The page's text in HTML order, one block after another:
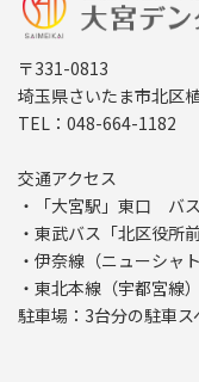
〒331-0813
埼玉県さいたま市北区
TEL：048-664-1182
交通アクセス
・「大宮駅」東口 バ
・東武バス「北区役所
・伊奈線（ニューシャ
・東北本線（宇都宮線
駐車場：3台分の駐車ス